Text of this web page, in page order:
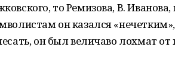
то Ремизова, В.
он казался
он был величаво лохмат